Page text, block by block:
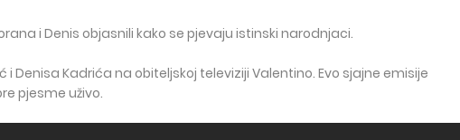
i Denis objasnili kako se pjevaju istinski narodnjaci.
Denisa Kadrića na obiteljskoj televiziji Valentino. Evo sjajne emisije
pjesme uživo.